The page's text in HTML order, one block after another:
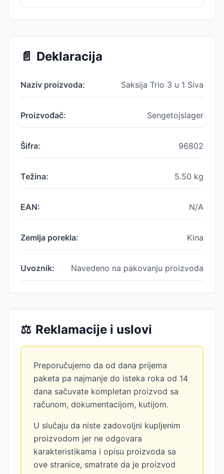
📄 Deklaracija
Naziv proizvoda: Saksija Trio 3 u 1 Siva
Proizvođač: Sengetojslager
Šifra: 96802
Težina: 5.50 kg
EAN: N/A
Zemlja porekla: Kina
Uvoznik: Navedeno na pakovanju proizvoda
⚖️ Reklamacije i uslovi
Preporučujemo da od dana prijema
paketa pa najmanje do isteka roka od 14
dana sačuvate kompletan proizvod sa
računom, dokumentacijom, kutijom.
U slučaju da niste zadovoljni kupljenim
proizvodom jer ne odgovara
karakteristikama i opisu proizvoda sa
ove stranice, smatrate da je proizvod